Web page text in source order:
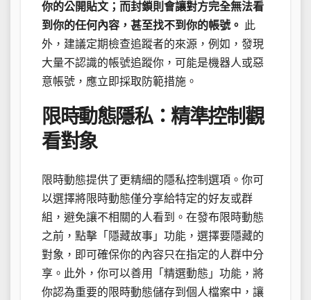
你的公開貼文；而封鎖則會讓對方完全無法看
到你的任何內容，甚至找不到你的帳號。
此
外，建議定期檢查追蹤者的來源，例如，發現
大量不認識的帳號追蹤你，可能是機器人或惡
意帳號，應立即採取防範措施。
限時動態隱私：精準控制觀
看對象
限時動態提供了更精細的隱私控制選項。你可
以選擇將限時動態僅分享給特定的好友或群
組，避免讓不相關的人看到。在發布限時動態
之前，點擊「隱藏故事」功能，選擇要隱藏的
對象，即可確保你的內容只在指定的人群中分
享。此外，你可以善用「精選動態」功能，將
你認為重要的限時動態儲存到個人檔案中，讓